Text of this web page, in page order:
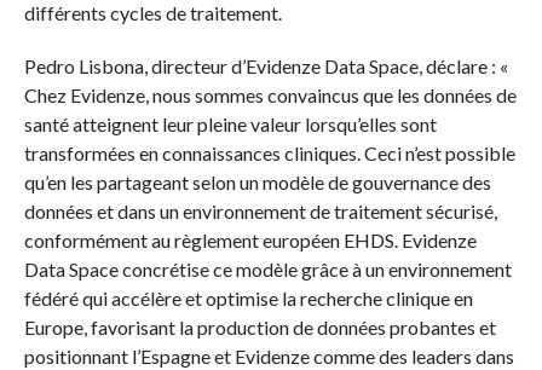
différents cycles de traitement.
Pedro Lisbona, directeur d’Evidenze Data Space, déclare : «
Chez Evidenze, nous sommes convaincus que les données de
santé atteignent leur pleine valeur lorsqu’elles sont
transformées en connaissances cliniques. Ceci n’est possible
qu’en les partageant selon un modèle de gouvernance des
données et dans un environnement de traitement sécurisé,
conformément au règlement européen EHDS. Evidenze
Data Space concrétise ce modèle grâce à un environnement
fédéré qui accélère et optimise la recherche clinique en
Europe, favorisant la production de données probantes et
positionnant l’Espagne et Evidenze comme des leaders dans